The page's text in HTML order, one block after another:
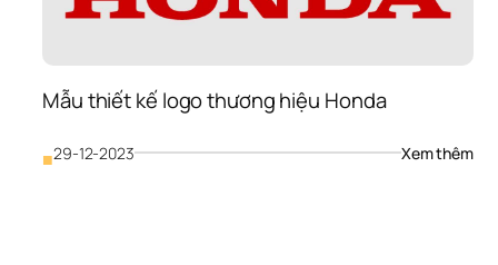
Mẫu thiết kế logo thương hiệu Honda
■29-12-2023 Xem thêm: